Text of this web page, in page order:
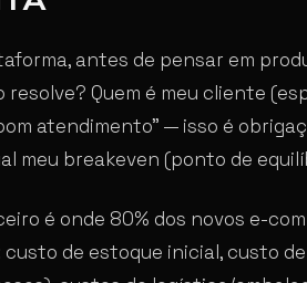
antes de pensar em
Quem é meu cliente
atendimento” — isso é
meu breakeven (ponto de
é onde 80% dos novos e-
de estoque inicial, custo